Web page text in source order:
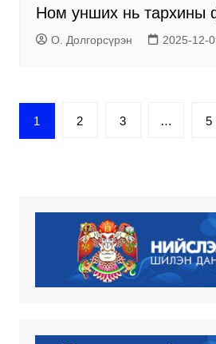
Ном унших нь тархины
О. Долгорсүрэн 2025-12-
Posts
pagination
1 2 3 … 5